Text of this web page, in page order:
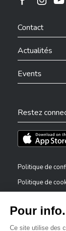
Ville de
Contact
Actualités
Events
Restez
Téléchargez
Politique de
Politique de
Déclaration
Dispositif de